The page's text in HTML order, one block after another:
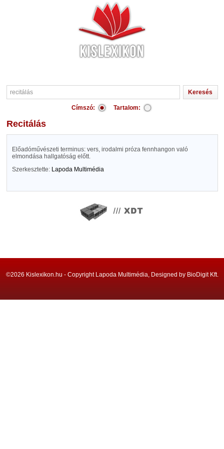
Címszó: Tartalom:
recitálás
Előadóművészeti terminus: vers, irodalmi próza fennhangon való
elmondása hallgatóság előtt.
Szerkesztette: Lapoda Multimédia
©2026 Kislexikon.hu - Copyright Lapoda Multimédia, Designed by BioDigit Kft.